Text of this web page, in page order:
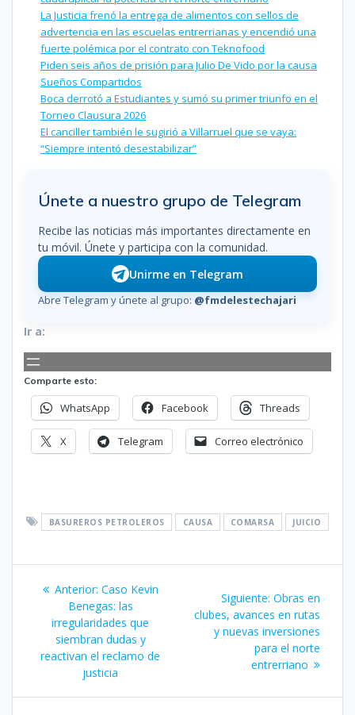
La Justicia frenó la entrega de alimentos con sellos de
advertencia en las escuelas entrerrianas y encendió una
fuerte polémica por el contrato con Teknofood
Piden seis años de prisión para Julio De Vido por la causa
Sueños Compartidos
Boca derrotó a Estudiantes y sumó su primer triunfo en el
Torneo Clausura 2026
El canciller también le sugirió a Villarruel que se vaya:
“Siempre intentó desestabilizar”
Únete a nuestro grupo de Telegram
Recibe las noticias más importantes directamente en
tu móvil. Únete y participa con la comunidad.
Unirme en Telegram
Abre Telegram y únete al grupo: @fmdelestechajari
Ir a:
Comparte esto:
WhatsApp Facebook Threads
X Telegram Correo electrónico
BASUREROS PETROLEROS CAUSA COMARSA JUICIO
Navegación
entradas
Anterior: Entrada
anterior:
Caso Kevin
Benegas: las
irregularidades que
siembran dudas y
reactivan el reclamo de
justicia
Siguiente: Siguiente
entrada:
Obras en
clubes, avances en rutas
y nuevas inversiones
para el norte
entrerriano